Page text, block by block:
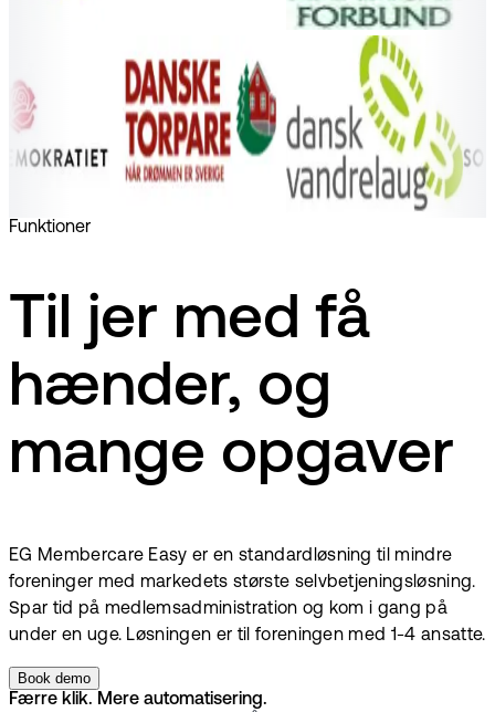
Funktioner
Til jer med få
hænder, og
mange opgaver
EG Membercare Easy er en standardløsning til mindre
foreninger med markedets største selvbetjeningsløsning.
Spar tid på medlemsadministration og kom i gang på
under en uge. Løsningen er til foreningen med 1-4 ansatte.
Book demo
Færre klik. Mere automatisering.